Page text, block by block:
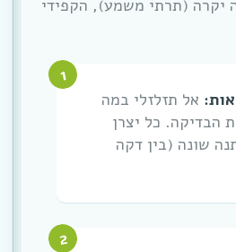
יקרה (תרתי משמע), הקפידי
אל תזלזלי במה
הבדיקה. כל יצרן
שונה (בין דקה